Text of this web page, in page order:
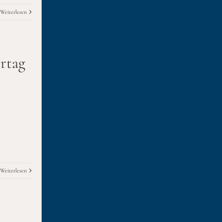
Weiterlesen
Weiterlesen